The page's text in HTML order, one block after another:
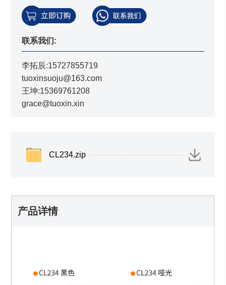
联系我们:
李拓辰:15727855719
tuoxinsuoju@163.com
王坤:15369761208
grace@tuoxin.xin
CL234.zip
产品详情